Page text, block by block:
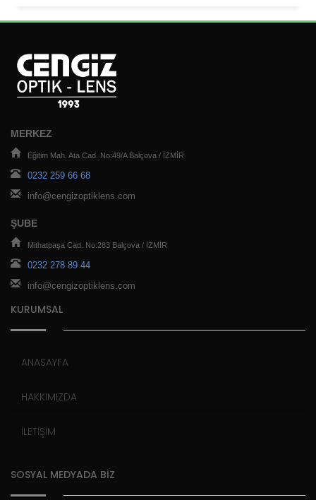
MERKEZ
Eğitim Mah. Ata Cad. No:49/A Balçova / İZMİR
0232 259 66 68
info@cengizoptiklens.com
ŞUBE
Mithatpaşa Cad. No:283 Balçova / İZMİR
0232 278 89 44
info@cengizoptiklens.com
KURUMSAL
ANASAYFA
HAKKIMIZDA
İLETİŞİM
SOSYAL MEDYADA BİZ